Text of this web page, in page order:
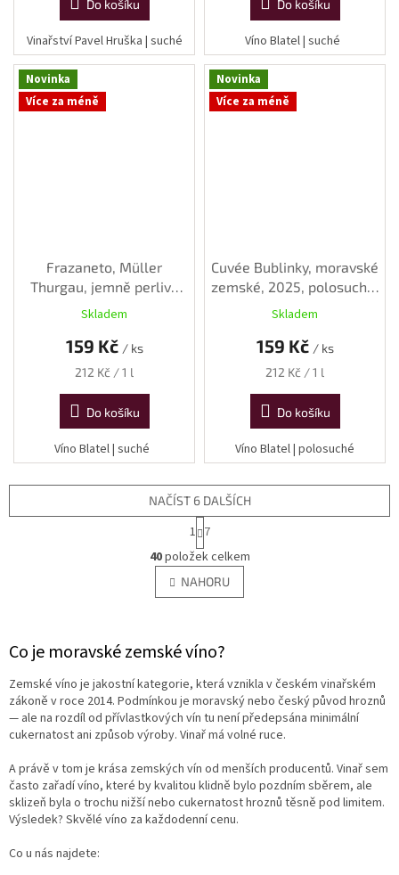
Do košíku
Vinařství Pavel Hruška | suché
Do košíku
Víno Blatel | suché
Novinka
Více za méně
Frazaneto, Müller
Thurgau, jemně perlivé
víno, 2024, suché, 0,75 l
Skladem
159 Kč / ks
Měrná
212 Kč / 1 l
Do košíku
Víno Blatel | suché
Novinka
Více za méně
Cuvée Bublinky, moravské
zemské, 2025, polosuché,
0,75 l
Skladem
159 Kč / ks
Měrná
212 Kč / 1 l
Do košíku
Víno Blatel | polosuché
O
v
l
á
c
p
r
v
k
v
ý
p
i
NAČÍST 6 DALŠÍCH
S
t
r
á
n
k
á
n
1 7
40položek celkem
NAHORU
Co je moravské zemské víno?
Zemské víno je jakostní kategorie, která vznikla v českém vinařském
zákoně v roce 2014. Podmínkou je moravský nebo český původ hroznů
— ale na rozdíl od přívlastkových vín tu není předepsána minimální
cukernatost ani způsob výroby. Vinař má volné ruce.
A právě v tom je krása zemských vín od menších producentů. Vinař sem
často zařadí víno, které by kvalitou klidně bylo pozdním sběrem, ale
sklizeň byla o trochu nižší nebo cukernatost hroznů těsně pod limitem.
Výsledek? Skvělé víno za každodenní cenu.
Co u nás najdete: